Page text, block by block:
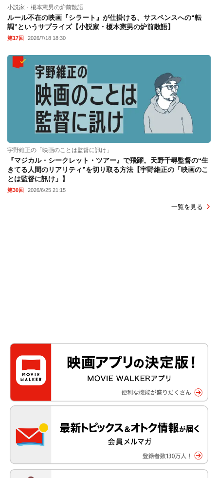
小説家・榎本憲男の炉前散語
ルール不在の映画『シラート』が仕掛ける、サスペンスへの“転
調”というサプライズ【小説家・榎本憲男の炉前散語】
第17回 2026/7/18 18:30
宇野維正の「映画のことは監督に訊け」
『マジカル・シークレット・ツアー』で飛躍。天野千尋監督の“生
きてる人間のリアリティ”を切り取る方法【宇野維正の「映画のこ
とは監督に訊け」】
第30回 2026/6/25 21:15
一覧を見る